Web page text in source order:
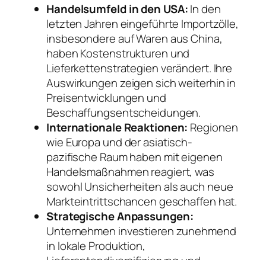
Handelsumfeld in den USA:In den
letzten Jahren eingeführte Importzölle,
insbesondere auf Waren aus China,
haben Kostenstrukturen und
Lieferkettenstrategien verändert. Ihre
Auswirkungen zeigen sich weiterhin in
Preisentwicklungen und
Beschaffungsentscheidungen.
Internationale Reaktionen: Regionen
wie Europa und der asiatisch-
pazifische Raum haben mit eigenen
Handelsmaßnahmen reagiert, was
sowohl Unsicherheiten als auch neue
Markteintrittschancen geschaffen hat.
Strategische Anpassungen:
Unternehmen investieren zunehmend
in lokale Produktion,